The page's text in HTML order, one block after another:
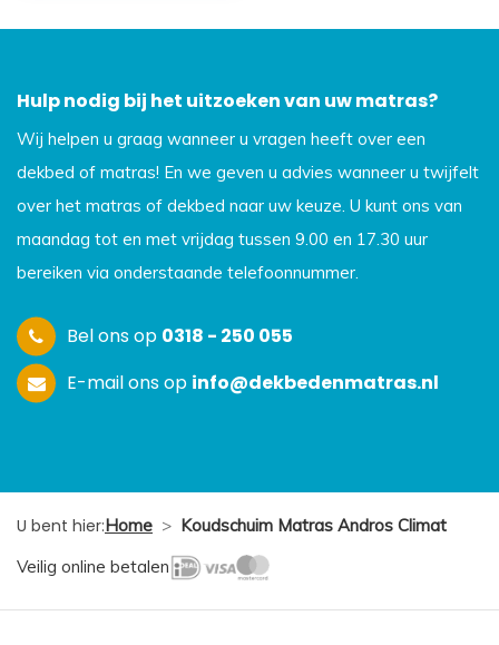
Hulp nodig bij het uitzoeken van uw matras?
Wij helpen u graag wanneer u vragen heeft over een
dekbed of matras! En we geven u advies wanneer u twijfelt
over het matras of dekbed naar uw keuze. U kunt ons van
maandag tot en met vrijdag tussen 9.00 en 17.30 uur
bereiken via onderstaande telefoonnummer.
Bel ons op 0318 - 250 055
E-mail ons op info@dekbedenmatras.nl
U bent hier:Home > Koudschuim Matras Andros Climat
Veilig online betalen